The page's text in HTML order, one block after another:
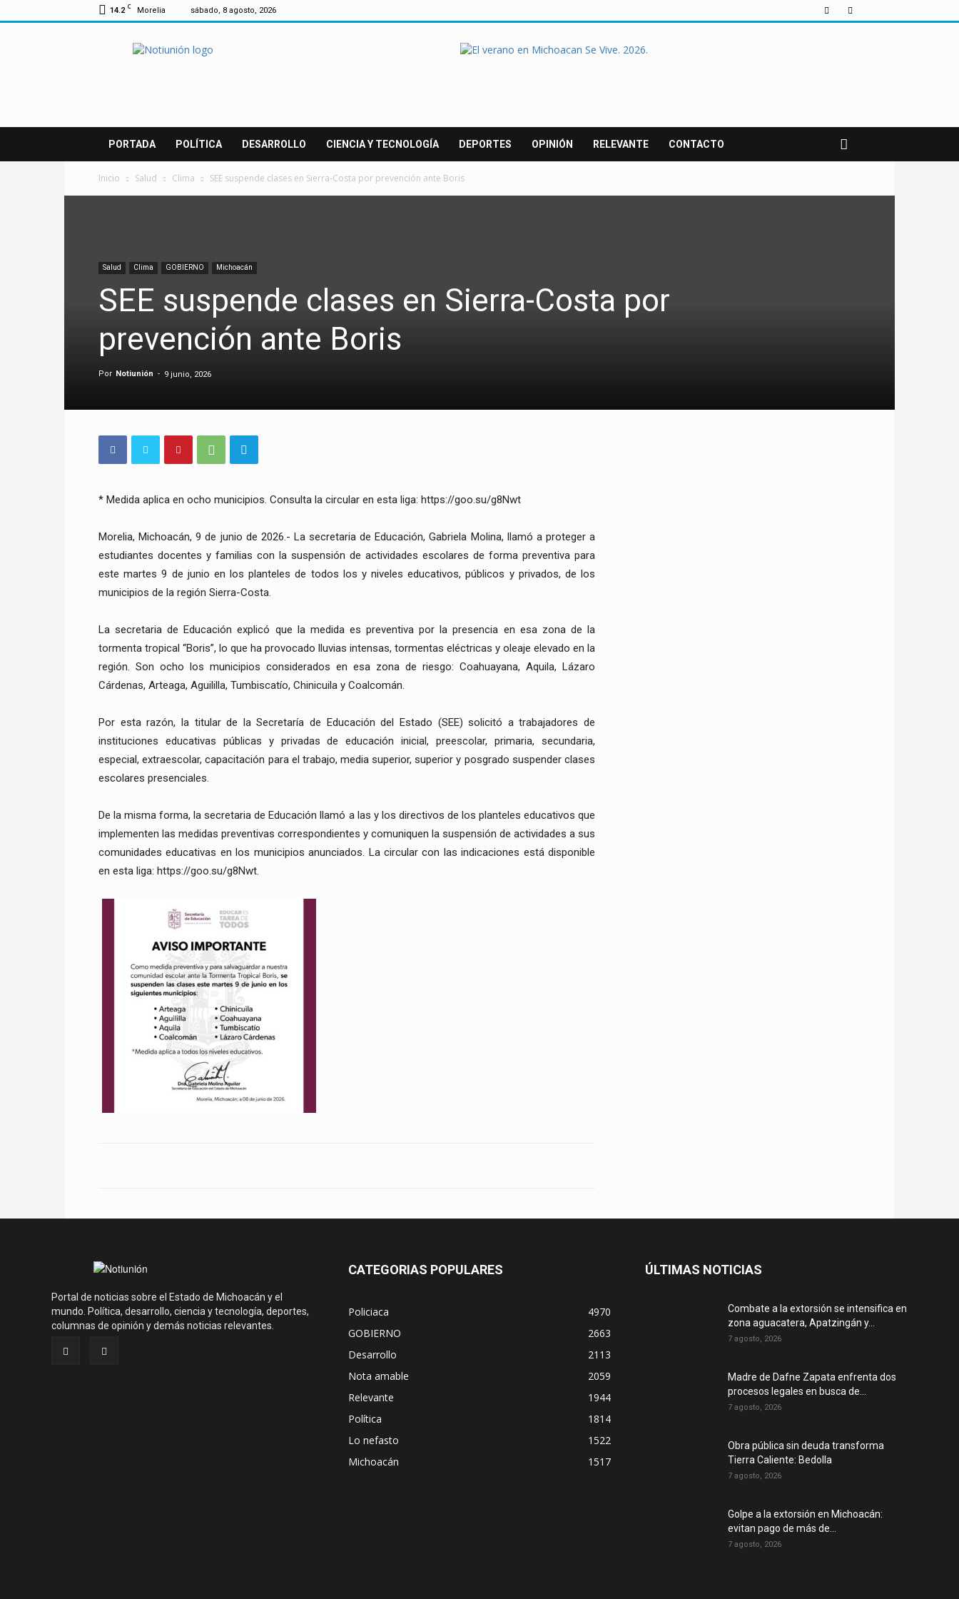
14.2 C Morelia sábado, 8 agosto, 2026
PORTADA POLÍTICA DESARROLLO CIENCIA Y TECNOLOGÍA DEPORTES OPINIÓN RELEVANTE CONTACTO
Inicio Salud Clima SEE suspende clases en Sierra-Costa por prevención ante Boris
Salud Clima GOBIERNO Michoacán
SEE suspende clases en Sierra-Costa por
prevención ante Boris
Por Notiunión - 9 junio, 2026
* Medida aplica en ocho municipios. Consulta la circular en esta liga: https://goo.su/g8Nwt
Morelia, Michoacán, 9 de junio de 2026.- La secretaria de Educación, Gabriela Molina, llamó a proteger a
estudiantes docentes y familias con la suspensión de actividades escolares de forma preventiva para
este martes 9 de junio en los planteles de todos los y niveles educativos, públicos y privados, de los
municipios de la región Sierra-Costa.
La secretaria de Educación explicó que la medida es preventiva por la presencia en esa zona de la
tormenta tropical “Boris”, lo que ha provocado lluvias intensas, tormentas eléctricas y oleaje elevado en la
región. Son ocho los municipios considerados en esa zona de riesgo: Coahuayana, Aquila, Lázaro
Cárdenas, Arteaga, Aguililla, Tumbiscatío, Chinicuila y Coalcomán.
Por esta razón, la titular de la Secretaría de Educación del Estado (SEE) solicitó a trabajadores de
instituciones educativas públicas y privadas de educación inicial, preescolar, primaria, secundaria,
especial, extraescolar, capacitación para el trabajo, media superior, superior y posgrado suspender clases
escolares presenciales.
De la misma forma, la secretaria de Educación llamó a las y los directivos de los planteles educativos que
implementen las medidas preventivas correspondientes y comuniquen la suspensión de actividades a sus
comunidades educativas en los municipios anunciados. La circular con las indicaciones está disponible
en esta liga: https://goo.su/g8Nwt.
Portal de noticias sobre el Estado de Michoacán y el
mundo. Política, desarrollo, ciencia y tecnología, deportes,
columnas de opinión y demás noticias relevantes.
CATEGORIAS POPULARES
Policiaca
4970
GOBIERNO
2663
Desarrollo
2113
Nota amable
2059
Relevante
1944
Política
1814
Lo nefasto
1522
Michoacán
1517
ÚLTIMAS NOTICIAS
Combate a la extorsión se intensifica en
zona aguacatera, Apatzingán y...
7 agosto, 2026
Madre de Dafne Zapata enfrenta dos
procesos legales en busca de...
7 agosto, 2026
Obra pública sin deuda transforma
Tierra Caliente: Bedolla
7 agosto, 2026
Golpe a la extorsión en Michoacán:
evitan pago de más de...
7 agosto, 2026